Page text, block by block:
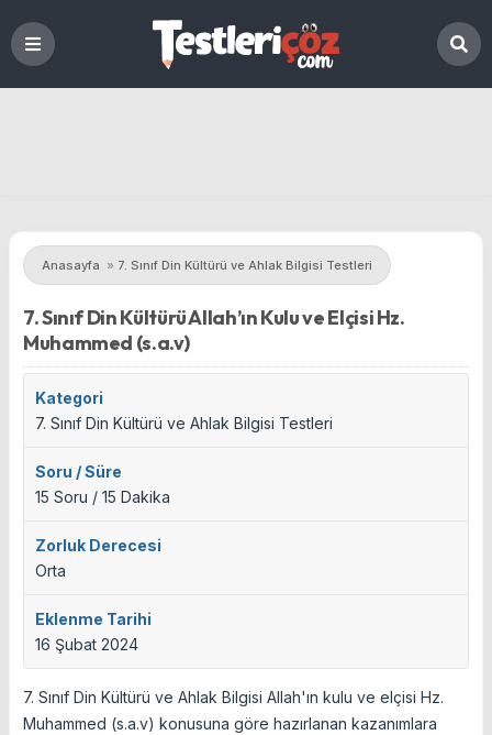
Anasayfa » 7. Sınıf Din Kültürü ve Ahlak Bilgisi Testleri
7. Sınıf Din Kültürü Allah’ın Kulu ve Elçisi Hz.
Muhammed (s.a.v)
Kategori
7. Sınıf Din Kültürü ve Ahlak Bilgisi Testleri
Soru / Süre
15 Soru / 15 Dakika
Zorluk Derecesi
Orta
Eklenme Tarihi
16 Şubat 2024
7. Sınıf Din Kültürü ve Ahlak Bilgisi Allah'ın kulu ve elçisi Hz.
Muhammed (s.a.v) konusuna göre hazırlanan kazanımlara